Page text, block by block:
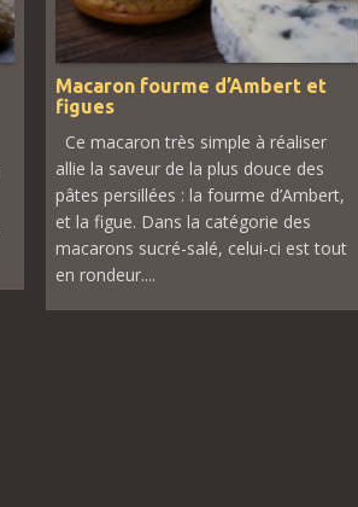
Macaron fourme d’Ambert et
figues
Ce macaron très simple à réaliser
allie la saveur de la plus douce des
pâtes persillées : la fourme d’Ambert,
et la figue. Dans la catégorie des
macarons sucré-salé, celui-ci est tout
en rondeur....